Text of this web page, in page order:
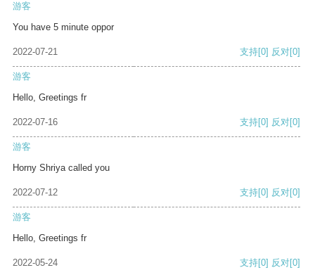
游客
You have 5 minute oppor
2022-07-21 支持[0] 反对[0]
游客
Hello, Greetings fr
2022-07-16 支持[0] 反对[0]
游客
Horny Shriya called you
2022-07-12 支持[0] 反对[0]
游客
Hello, Greetings fr
2022-05-24 支持[0] 反对[0]